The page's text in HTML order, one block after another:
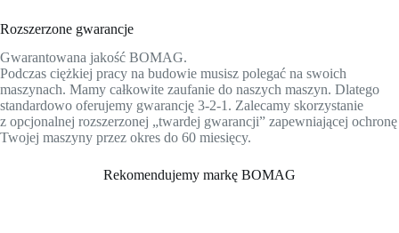
Rozszerzone gwarancje
Gwarantowana jakość BOMAG.
Podczas ciężkiej pracy na budowie musisz polegać na swoich
maszynach. Mamy całkowite zaufanie do naszych maszyn. Dlatego
standardowo oferujemy gwarancję 3-2-1. Zalecamy skorzystanie
z opcjonalnej rozszerzonej „twardej gwarancji” zapewniającej ochronę
Twojej maszyny przez okres do 60 miesięcy.
Rekomendujemy markę BOMAG